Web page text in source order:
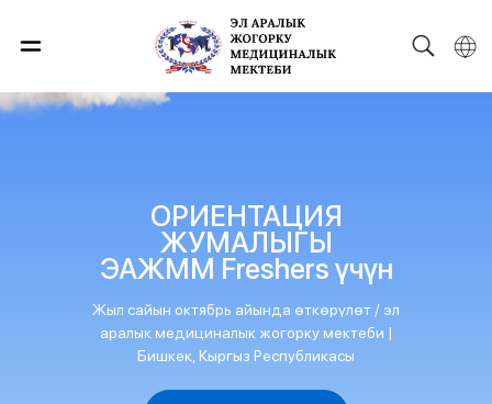
ОРИЕНТАЦИЯ
ЖУМАЛЫГЫ
ЭАЖММ Freshers үчүн
Жыл сайын октябрь айында өткөрүлөт / эл
аралык медициналык жогорку мектеби |
Бишкек, Кыргыз Республикасы